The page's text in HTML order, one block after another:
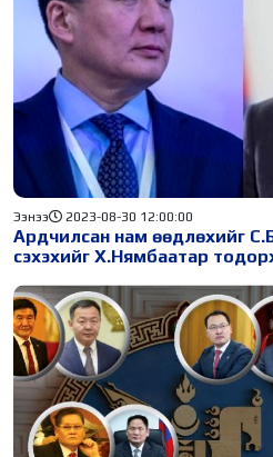
Ардчилсан нам өөдлөхийг
сэхэхийг Х.Нямбаатар
Ээнээ 2023-08-30 12:00:00